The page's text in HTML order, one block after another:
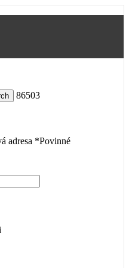
86503
adresa *Povinné